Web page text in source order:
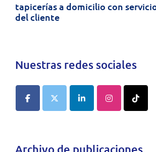
a domicilio con servicio a la medida
Nuestras redes sociales
Archivo de publicaciones